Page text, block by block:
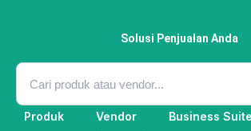
Solusi Penjualan Anda
Produk Vendor
Business